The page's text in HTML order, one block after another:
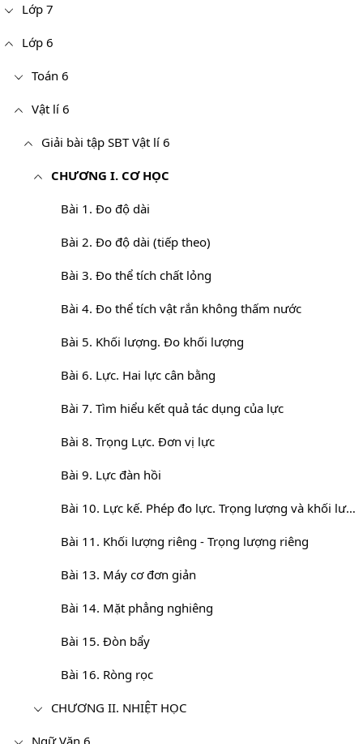
Lớp 7
Lớp 6
Toán 6
Vật lí 6
Giải bài tập SBT Vật lí 6
CHƯƠNG I. CƠ HỌC
Bài 1. Đo độ dài
Bài 2. Đo độ dài (tiếp theo)
Bài 3. Đo thể tích chất lỏng
Bài 4. Đo thể tích vật rắn không thấm nước
Bài 5. Khối lượng. Đo khối lượng
Bài 6. Lực. Hai lực cân bằng
Bài 7. Tìm hiểu kết quả tác dụng của lực
Bài 8. Trọng Lực. Đơn vị lực
Bài 9. Lực đàn hồi
Bài 10. Lực kế. Phép đo lực. Trọng lượng và khối lượng
Bài 11. Khối lượng riêng - Trọng lượng riêng
Bài 13. Máy cơ đơn giản
Bài 14. Mặt phẳng nghiêng
Bài 15. Đòn bẩy
Bài 16. Ròng rọc
CHƯƠNG II. NHIỆT HỌC
Ngữ Văn 6